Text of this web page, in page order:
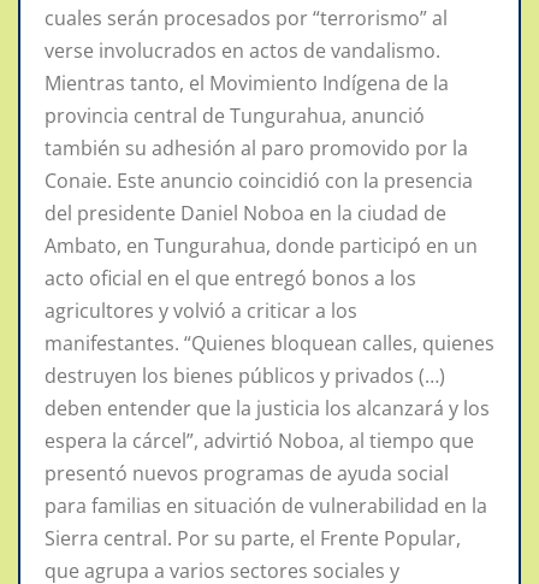
cuales serán procesados por “terrorismo” al
verse involucrados en actos de vandalismo.
Mientras tanto, el Movimiento Indígena de la
provincia central de Tungurahua, anunció
también su adhesión al paro promovido por la
Conaie. Este anuncio coincidió con la presencia
del presidente Daniel Noboa en la ciudad de
Ambato, en Tungurahua, donde participó en un
acto oficial en el que entregó bonos a los
agricultores y volvió a criticar a los
manifestantes. “Quienes bloquean calles, quienes
destruyen los bienes públicos y privados (…)
deben entender que la justicia los alcanzará y los
espera la cárcel”, advirtió Noboa, al tiempo que
presentó nuevos programas de ayuda social
para familias en situación de vulnerabilidad en la
Sierra central. Por su parte, el Frente Popular,
que agrupa a varios sectores sociales y